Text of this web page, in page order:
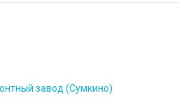
завод (Сумкино)